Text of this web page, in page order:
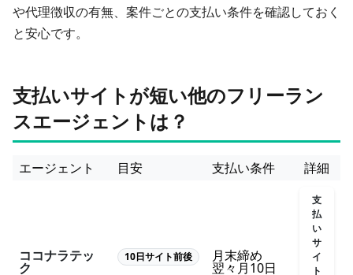
や代理徴収の有無、案件ごとの支払い条件を確認しておく
と安心です。
支払いサイトが短い他のフリーラン
スエージェントは？
エージェント 目安 支払い条件 詳細
ココナラテッ
ク
10日サイト前後 月末締め
翌々月10日
支
払
い
サ
イ
ト